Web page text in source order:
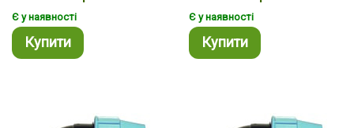
Є у наявності
Купити
Є у наявності
Купити